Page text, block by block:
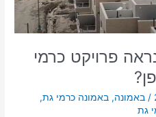
פרויקט כרמי
/באמונה,באמונה כרמי גת,
גת